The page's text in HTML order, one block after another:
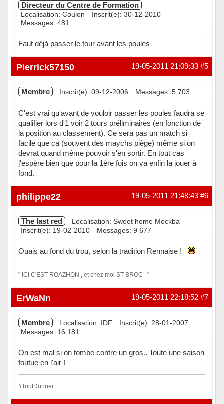
Directeur du Centre de Formation
Localisation: Coulon
Inscrit(e): 30-12-2010
Messages: 481
Faut déjà passer le tour avant les poules
Hors ligne #5
19-05-2011 21:09:33
Pierrick57150
Membre Inscrit(e): 09-12-2006 Messages: 5 703
C'est vrai qu'avant de vouloir passer les poules faudra se
qualifier lors d'1 voir 2 tours préliminaires (en fonction de
la position au classement). Ce sera pas un match si
facile que ca (souvent des maychs piège) même si on
devrat quand même pouvoir s'en sortir. En tout cas
j'espère bien que pour la 1ère fois on va enfin la jouer à
fond.
Hors ligne #6
19-05-2011 21:48:43
philippe22
The last red
Localisation: Sweet home Mockba
Inscrit(e): 19-02-2010
Messages: 9 677
Ouais au fond du trou, selon la tradition Rennaise !
'' ICI C'EST ROAZHON , et chez moi ST BROC ''
Hors ligne #7
19-05-2011 22:18:52
ErWaNn
Membre Localisation: IDF
Inscrit(e): 28-01-2007
Messages: 16 181
On est mal si on tombe contre un gros.. Toute une saison
foutue en l'air !
#ToutDonner